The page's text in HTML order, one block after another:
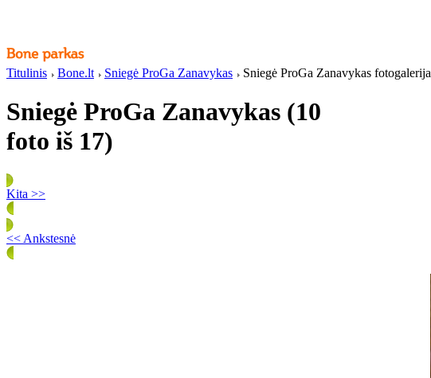
Titulinis Bone.lt Sniegė ProGa Zanavykas Sniegė ProGa Zanavykas fotogalerija
Sniegė ProGa Zanavykas (10
foto iš 17)
Kita >>
<< Ankstesnė